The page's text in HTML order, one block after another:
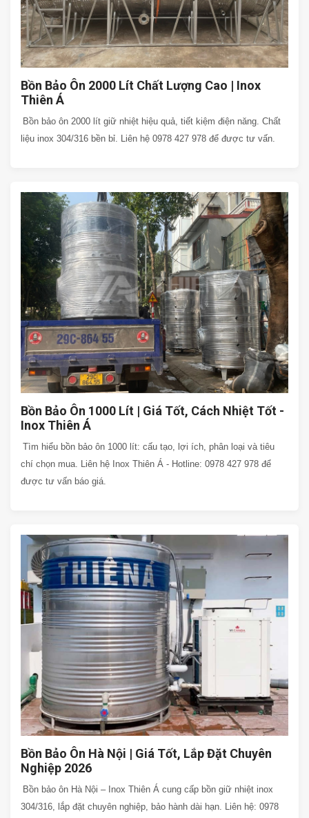
Bồn Bảo Ôn 2000 Lít Chất Lượng Cao | Inox
Thiên Á
Bồn bảo ôn 2000 lít giữ nhiệt hiệu quả, tiết kiệm điện năng. Chất
liệu inox 304/316 bền bỉ. Liên hệ 0978 427 978 để được tư vấn.
Bồn Bảo Ôn 1000 Lít | Giá Tốt, Cách Nhiệt Tốt -
Inox Thiên Á
Tìm hiểu bồn bảo ôn 1000 lít: cấu tạo, lợi ích, phân loại và tiêu
chí chọn mua. Liên hệ Inox Thiên Á - Hotline: 0978 427 978 để
được tư vấn báo giá.
Bồn Bảo Ôn Hà Nội | Giá Tốt, Lắp Đặt Chuyên
Nghiệp 2026
Bồn bảo ôn Hà Nội – Inox Thiên Á cung cấp bồn giữ nhiệt inox
304/316, lắp đặt chuyên nghiệp, bảo hành dài hạn. Liên hệ: 0978